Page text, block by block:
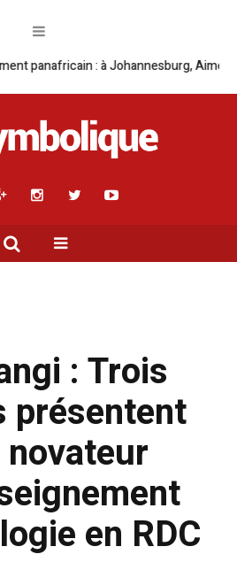
Aimé Boji Sangara multiplie les
: Trois
présentent
en RDC